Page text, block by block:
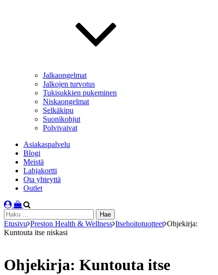
Jalkaongelmat
Jalkojen turvotus
Tukisukkien pukeminen
Niskaongelmat
Selkäkipu
Suonikohjut
Polvivaivat
Asiakaspalvelu
Blogi
Meistä
Lahjakortti
Ota yhteyttä
Outlet
Haku:
Etusivu Preston Health & Wellness Itsehoitotuotteet Ohjekirja:
Kuntouta itse niskasi
Ohjekirja: Kuntouta itse